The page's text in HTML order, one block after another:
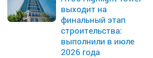
выходит на
финальный этап
строительства:
выполнили в июле
2026 года